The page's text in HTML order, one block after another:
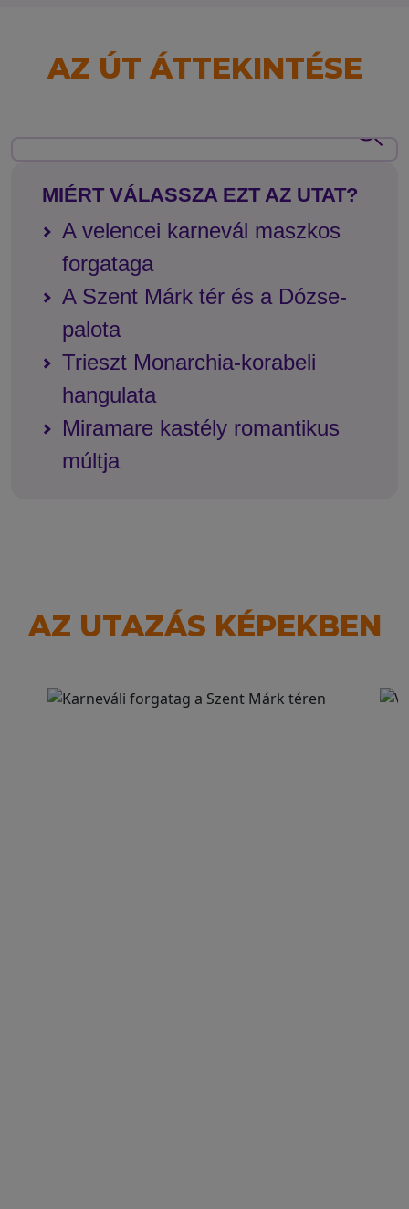
AZ ÚT ÁTTEKINTÉSE
MIÉRT VÁLASSZA EZT AZ UTAT?
A velencei karnevál maszkos
forgataga
A Szent Márk tér és a Dózse-
palota
Trieszt Monarchia-korabeli
hangulata
Miramare kastély romantikus
múltja
AZ UTAZÁS KÉPEKBEN